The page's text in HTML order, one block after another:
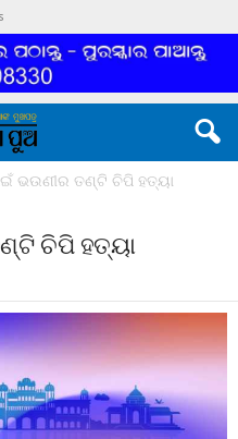
ଭଉଣୀର ତଣ୍ଟି ଚିପି ହତ୍ୟା
ଚିପି ହତ୍ୟା